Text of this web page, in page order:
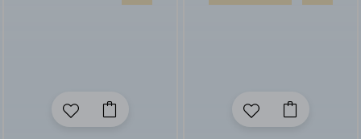
Dieses
Produkt